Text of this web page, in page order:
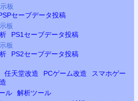
板
セーブデータ投稿
板
PS1セーブデータ投稿
板
PS2セーブデータ投稿
任天堂改造 PCゲーム改造
スマホゲー
ル
解析ツール